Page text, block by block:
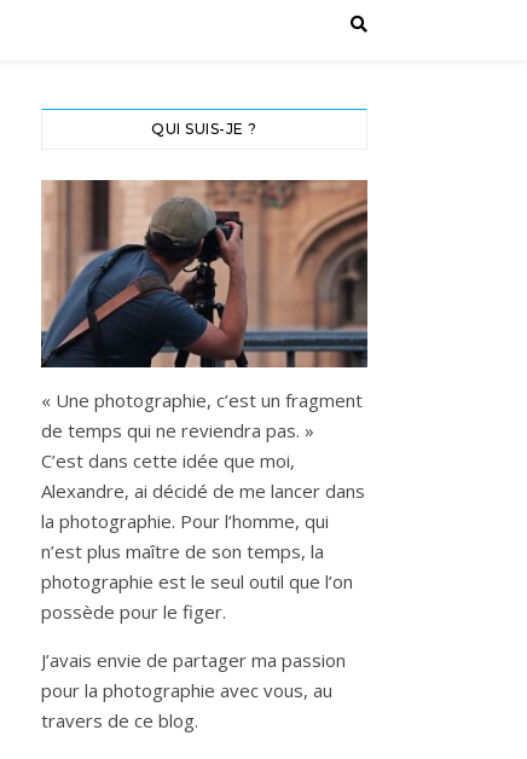
QUI SUIS-JE ?
« Une photographie, c’est un fragment
de temps qui ne reviendra pas. »
C’est dans cette idée que moi,
Alexandre, ai décidé de me lancer dans
la photographie. Pour l’homme, qui
n’est plus maître de son temps, la
photographie est le seul outil que l’on
possède pour le figer.
J’avais envie de partager ma passion
pour la photographie avec vous, au
travers de ce blog.